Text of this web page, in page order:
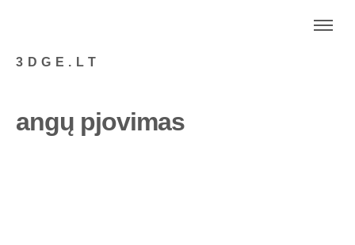
3DGE.LT
angų pjovimas